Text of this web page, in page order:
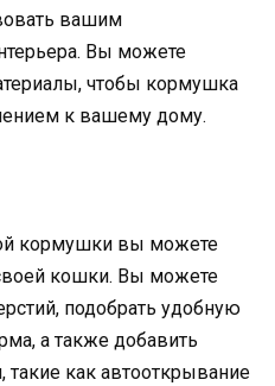
вашим
Вы можете
чтобы кормушка
к вашему дому.
кормушки вы можете
кошки. Вы можете
подобрать удобную
а также добавить
как автооткрывание